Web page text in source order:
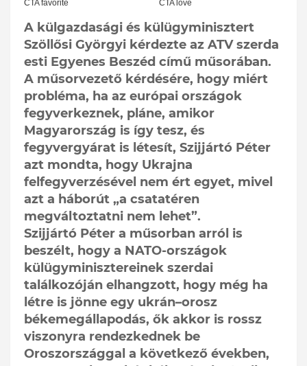
A külgazdasági és külügyminisztert
Szöllősi Györgyi kérdezte az ATV szerda
esti Egyenes Beszéd című műsorában.
A műsorvezető kérdésére, hogy miért
probléma, ha az európai országok
fegyverkeznek, pláne, amikor
Magyarország is így tesz, és
fegyvergyárat is létesít, Szijjártó Péter
azt mondta, hogy Ukrajna
felfegyverzésével nem ért egyet, mivel
azt a háborút „a csatatéren
megváltoztatni nem lehet”.
Szijjártó Péter a műsorban arról is
beszélt, hogy a NATO-országok
külügyminisztereinek szerdai
találkozóján elhangzott, hogy még ha
létre is jönne egy ukrán–orosz
békemegállapodás, ők akkor is rossz
viszonyra rendezkednek be
Oroszországgal a következő években,